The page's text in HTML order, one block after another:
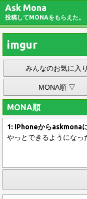
Ask Mona
投稿してMONAをもらえた。
imgur
みんなのお気に入り
MONA順 ▽
MONA順
1: iPhoneからaskmona
やっとできるようになっ